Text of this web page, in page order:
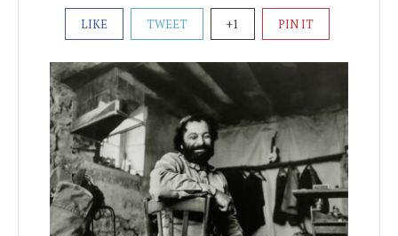
LIKE TWEET +1 PIN IT